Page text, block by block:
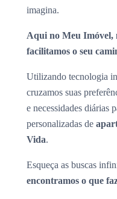
imagina.
Aqui no Meu Imóvel,
facilitamos o seu
Utilizando tecnologia
cruzamos suas
e necessidades diárias
personalizadas de
Vida.
Esqueça as buscas
encontramos o que